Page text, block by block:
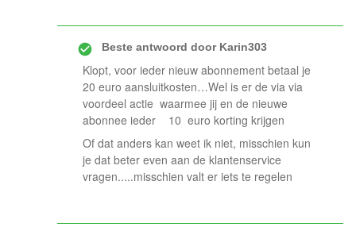
Beste antwoord doorKarin303
Klopt, voor ieder nieuw abonnement betaal je
20 euro aansluitkosten…Wel is er de via via
voordeel actie waarmee jij en de nieuwe
abonnee ieder 10 euro korting krijgen
Of dat anders kan weet ik niet, misschien kun
je dat beter even aan de klantenservice
vragen.....misschien valt er iets te regelen